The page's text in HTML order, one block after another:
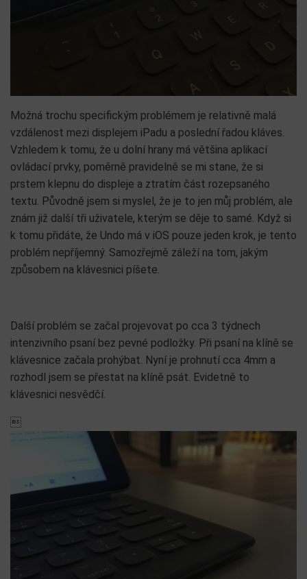
Možná trochu specifickým problémem je relativně malá
vzdálenost mezi displejem iPadu a poslední řadou kláves.
Vzhledem k tomu, že u dolní hrany má většina aplikací
ovládací prvky, poměrně pravidelně se mi stane, že si
prstem klepnu do displeje a ztratím část rozepsaného
textu. Původně jsem si myslel, že je to jen můj problém, ale
znám již další tři uživatele, kterým se děje to samé. Když si
k tomu přidáte, že Undo má v iOS pouze jeden krok, je tento
problém nepříjemný. Samozřejmě záleží na tom, jakým
způsobem na klávesnici píšete.
Další problém se začal projevovat po cca 3 týdnech
intenzivního psaní bez pevné podložky. Při psaní na klíně se
klávesnice začala prohýbat. Nyní je prohnutí cca 4mm a
rozhodl jsem se přestat na klíně psát. Evidetně to
klávesnici nesvědčí.
